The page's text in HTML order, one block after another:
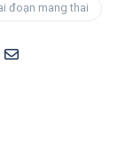
đoạn mang thai